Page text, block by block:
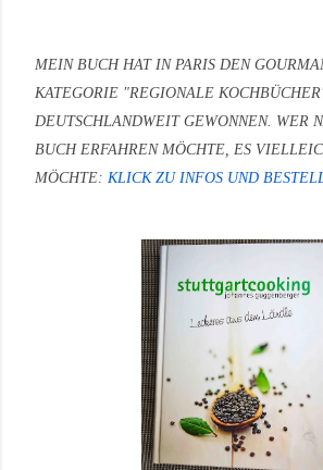
MEIN BUCH HAT IN PARIS DEN
KATEGORIE "REGIONALE
DEUTSCHLANDWEIT GEWONNEN. WER
BUCH ERFAHREN MÖCHTE, ES
MÖCHTE: KLICK ZU INFOS UND